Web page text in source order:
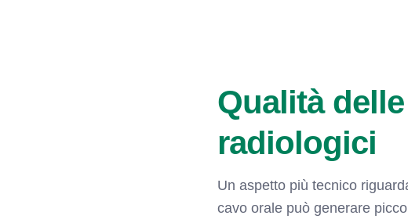
Qualità
radiologici
Un aspetto più tecnico
cavo orale può generare